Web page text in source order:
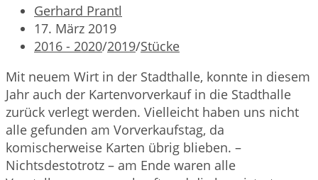
Beitrags-
Autor:
Gerhard Prantl
Beitrag
veröffentlicht:
17. März 2019
Beitrags-
2016 - 2020/2019/Stücke
Mit neuem Wirt in der Stadthalle, konnte in diesem
Jahr auch der Kartenvorverkauf in die Stadthalle
zurück verlegt werden. Vielleicht haben uns nicht
alle gefunden am Vorverkaufstag, da
komischerweise Karten übrig blieben. –
Nichtsdestotrotz – am Ende waren alle